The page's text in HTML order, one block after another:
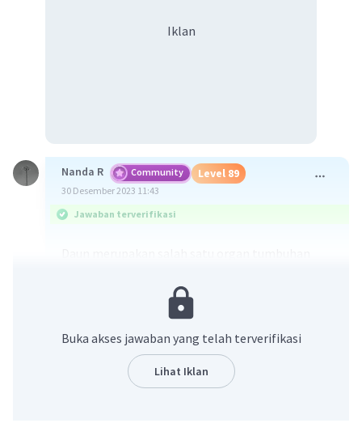
Iklan
Nanda R Community Level 89
30 Desember 2023 11:43
Jawaban terverifikasi
hijau (mengandung klorofil) dan terutama
berfungsi sebagai penangkap energi dari cahaya
matahari untuk fotosintesis.
Beri Rating· 0 ) Balas
Buka akses jawaban yang telah terverifikasi
Lihat Iklan